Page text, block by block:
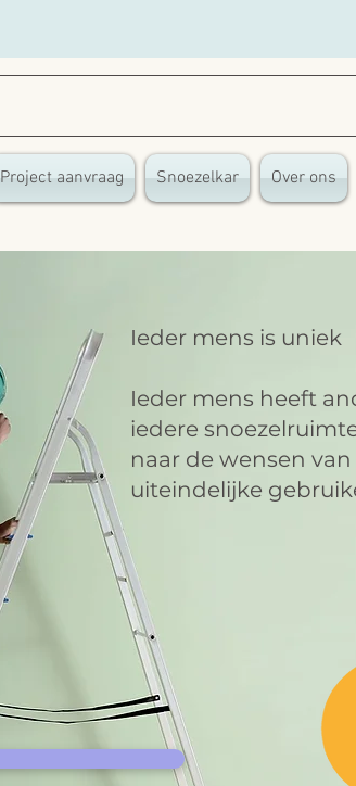
Project aanvraag Snoezelkar Over ons
Ieder mens is uniek
Ieder mens heeft
iedere
naar de wensen
uiteindelijke